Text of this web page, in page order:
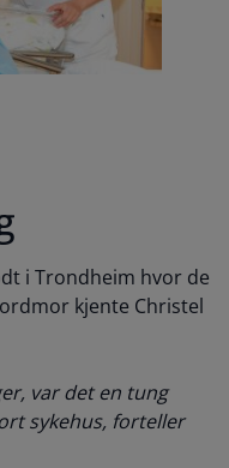
i Trondheim hvor de
kjente Christel
var det en tung
sykehus, forteller